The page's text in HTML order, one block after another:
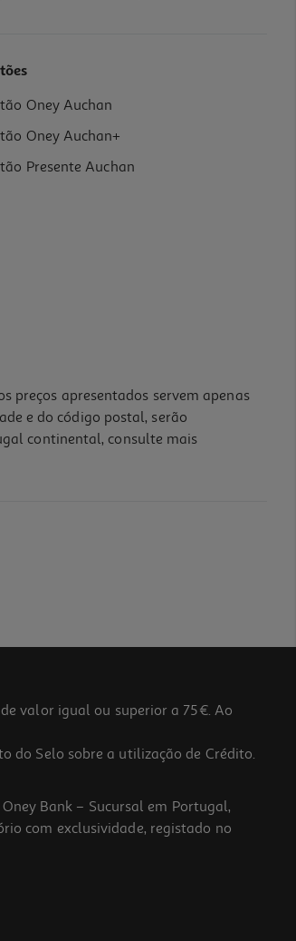
Oney Auchan
Oney Auchan+
Presente Auchan
preços apresentados servem apenas
e do código postal, serão
continental, consulte mais
valor igual ou superior a 75€. Ao
do Selo sobre a utilização de Crédito.
Bank – Sucursal em Portugal,
com exclusividade, registado no